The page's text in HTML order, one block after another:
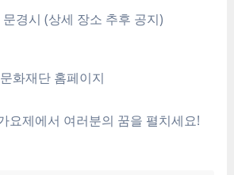
경시 (상세 장소 추후 공지)
화재단 홈페이지
요제에서 여러분의 꿈을 펼치세요!